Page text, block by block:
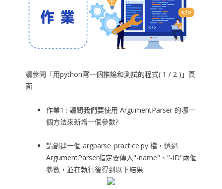
請參閱「用python寫一個推論和測試的程式( 1 / 2 ) 」頁
面
作業1 : 請問我們要使用 ArgumentParser 的哪一
個方法來新增一個參數?
請創建一個 argparse_practice.py 檔，透過
ArgumentParser指定要傳入"-name"、"-ID"兩個
參數，並在執行後得到以下結果: